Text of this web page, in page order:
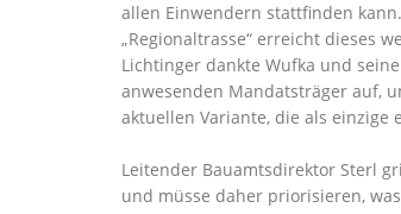
allen Einwendern stattfinden
Regionaltrasse“ erreicht dieses
Lichtinger dankte Wufka und
anwesenden Mandatsträger auf,
aktuellen Variante, die als
Leitender Bauamtsdirektor Sterl
und müsse daher priorisieren,